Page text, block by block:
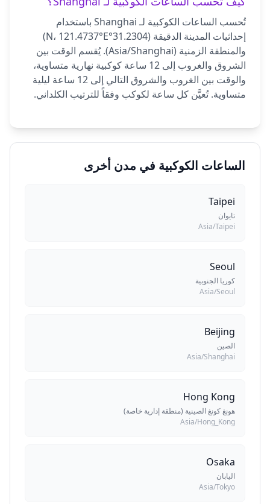
تُحسب الساعات الكوكبية لـ Shanghai باستخدام
إحداثيات المدينة الدقيقة (31.2304°N، 121.4737°E)
والمنطقة الزمنية (Asia/Shanghai). يُقسم الوقت بين
الشروق والغروب إلى 12 ساعة كوكبية نهارية متساوية،
والوقت بين الغروب والشروق التالي إلى 12 ساعة ليلية
متساوية. تُعيَّن كل ساعة لكوكب وفقاً للترتيب الكلداني.
الساعات الكوكبية في مدن أخرى
Taipei
تايوان
Asia/Taipei
Seoul
كوريا الجنوبية
Asia/Seoul
Beijing
الصين
Asia/Shanghai
Hong Kong
هونغ كونغ الصينية (منطقة إدارية خاصة)
Asia/Hong_Kong
Osaka
اليابان
Asia/Tokyo